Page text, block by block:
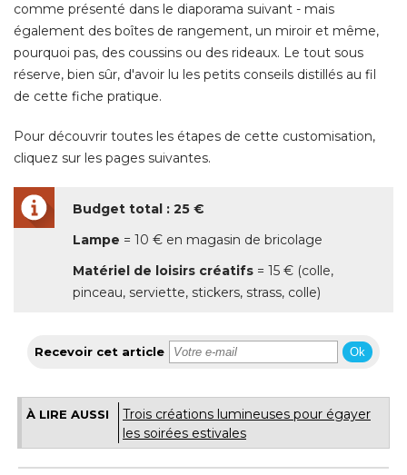
comme présenté dans le diaporama suivant - mais
également des boîtes de rangement, un miroir et même,
pourquoi pas, des coussins ou des rideaux. Le tout sous
réserve, bien sûr, d'avoir lu les petits conseils distillés au fil
de cette fiche pratique.
Pour découvrir toutes les étapes de cette customisation,
cliquez sur les pages suivantes.
Budget total : 25 €
Lampe = 10 € en magasin de bricolage
Matériel de loisirs créatifs = 15 € (colle,
pinceau, serviette, stickers, strass, colle)
Recevoir cet article Ok
À LIRE AUSSI
Trois créations lumineuses pour égayer
les soirées estivales